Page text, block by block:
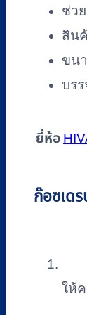
20
ยี่ห้อ
ชิ้น
ช่ว
สิน
ขน
บร
ยี่ห้อ
ก๊อซเด
ให้